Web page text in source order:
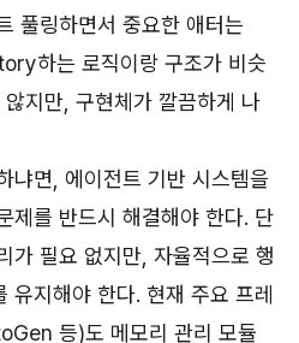
풀링하면서 중요한 애터는
하는 로직이랑 구조가 비슷
지만, 구현체가 깔끔하게 나
냐면, 에이전트 기반 시스템을
제를 반드시 해결해야 한다. 단
가 필요 없지만, 자율적으로 행
유지해야 한다. 현재 주요 프레
등)도 메모리 관리 모듈